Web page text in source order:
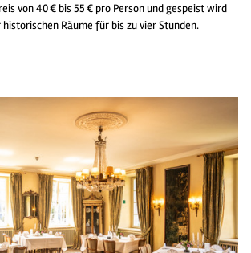
von 40 € bis 55 € pro Person und gespeist wird
Räume für bis zu vier Stunden.